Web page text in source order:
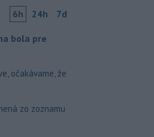
6h 24h 7d
bola pre
očakávame, že
zo zoznamu